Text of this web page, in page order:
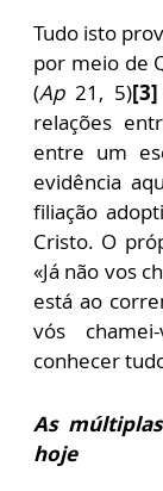
Tudo isto
por meio de
(Ap21, 5)[3]
relações
entre um
evidência
filiação
Cristo. O
«Já não vos
está ao
vós
conhecer
As
hoje